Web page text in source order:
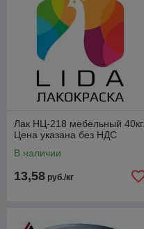
Лак НЦ-218 мебельный 40кг.
Цена указана без НДС
В наличии
13,58 руб./кг